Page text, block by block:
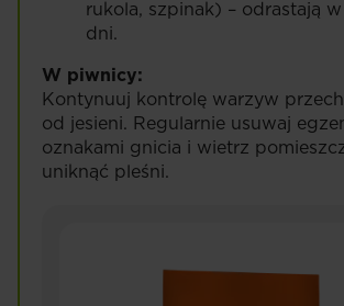
rukola, szpinak) – odrastają
dni.
W piwnicy:
Kontynuuj kontrolę warzyw
od jesieni. Regularnie usuwaj
oznakami gnicia i wietrz
uniknąć pleśni.